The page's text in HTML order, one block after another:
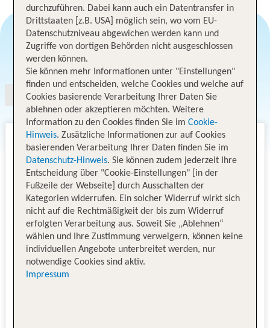
Angebotsauswahl
durchzuführen. Dabei kann auch ein Datentransfer in
Drittstaaten [z.B. USA] möglich sein, wo vom EU-
Datenschutzniveau abgewichen werden kann und
Zugriffe von dortigen Behörden nicht ausgeschlossen
werden können.
Sie können mehr Informationen unter "Einstellungen"
finden und entscheiden, welche Cookies und welche auf
Cookies basierende Verarbeitung Ihrer Daten Sie
ablehnen oder akzeptieren möchten. Weitere
Information zu den Cookies finden Sie im Cookie-
Hinweis. Zusätzliche Informationen zur auf Cookies
basierenden Verarbeitung Ihrer Daten finden Sie im
Datenschutz-Hinweis. Sie können zudem jederzeit Ihre
Entscheidung über "Cookie-Einstellungen" [in der
Fußzeile der Webseite] durch Ausschalten der
Kategorien widerrufen. Ein solcher Widerruf wirkt sich
nicht auf die Rechtmäßigkeit der bis zum Widerruf
erfolgten Verarbeitung aus. Soweit Sie „Ablehnen“
wählen und Ihre Zustimmung verweigern, können keine
individuellen Angebote unterbreitet werden, nur
notwendige Cookies sind aktiv.
Impressum